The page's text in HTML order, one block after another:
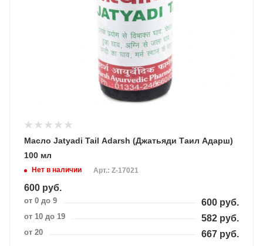
Масло Jatyadi Tail Adarsh (Джатьяди Таил Адарш)
100 мл
Нет в наличии Арт.: Z-17021
600 руб.
от 0 до 9 600 руб.
от 10 до 19 582 руб.
от 20 667 руб.